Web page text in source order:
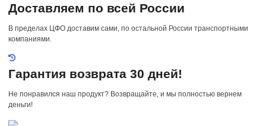
Доставляем по всей России
В пределах ЦФО доставим сами, по остальной России транспортными
компаниями.
Гарантия возврата 30 дней!
Не понравился наш продукт? Возвращайте, и мы полностью вернем
деньги!